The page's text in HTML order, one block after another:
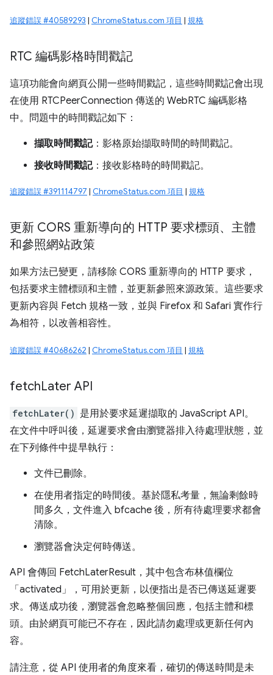
追蹤錯誤 #40589293 | ChromeStatus.com 項目 | 規格
RTC 編碼影格時間戳記
這項功能會向網頁公開一些時間戳記，這些時間戳記會出現
在使用 RTCPeerConnection 傳送的 WebRTC 編碼影格
中。問題中的時間戳記如下：
擷取時間戳記：影格原始擷取時間的時間戳記。
接收時間戳記：接收影格時的時間戳記。
追蹤錯誤 #391114797 | ChromeStatus.com 項目 | 規格
更新 CORS 重新導向的 HTTP 要求標頭、主體
和參照網站政策
如果方法已變更，請移除 CORS 重新導向的 HTTP 要求，
包括要求主體標頭和主體，並更新參照來源政策。這些要求
更新內容與 Fetch 規格一致，並與 Firefox 和 Safari 實作行
為相符，以改善相容性。
追蹤錯誤 #40686262 | ChromeStatus.com 項目 | 規格
fetchLater API
fetchLater() 是用於要求延遲擷取的 JavaScript API。
在文件中呼叫後，延遲要求會由瀏覽器排入待處理狀態，並
在下列條件中提早執行：
文件已刪除。
在使用者指定的時間後。基於隱私考量，無論剩餘時
間多久，文件進入 bfcache 後，所有待處理要求都會
清除。
瀏覽器會決定何時傳送。
API 會傳回 FetchLaterResult，其中包含布林值欄位
「activated」，可用於更新，以便指出是否已傳送延遲要
求。傳送成功後，瀏覽器會忽略整個回應，包括主體和標
頭。由於網頁可能已不存在，因此請勿處理或更新任何內
容。
請注意，從 API 使用者的角度來看，確切的傳送時間是未